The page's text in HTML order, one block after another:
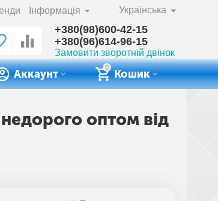
Українська
Інформація
+380(98)600-42-15
+380(96)614-96-15
Замовити зворотній двінок
0
Кошик
Аккаунт
оптом від